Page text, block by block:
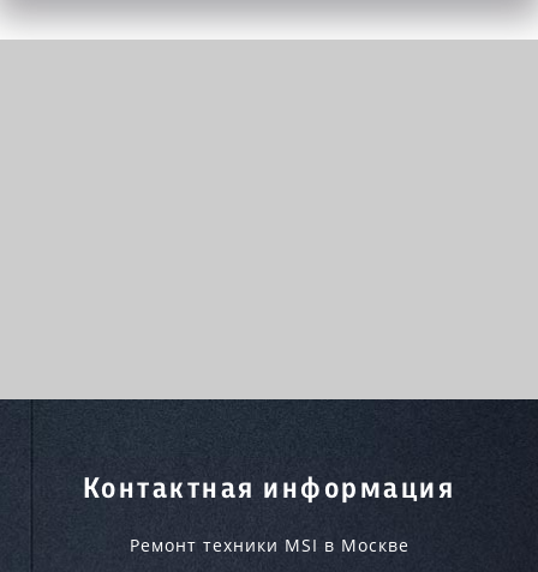
Контактная информация
Ремонт техники MSI в Москве